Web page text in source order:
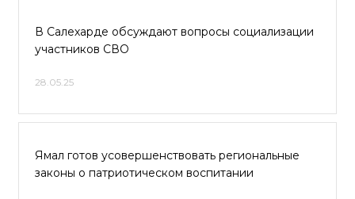
В Салехарде обсуждают вопросы социализации
участников СВО
28.05.25
Ямал готов усовершенствовать региональные
законы о патриотическом воспитании